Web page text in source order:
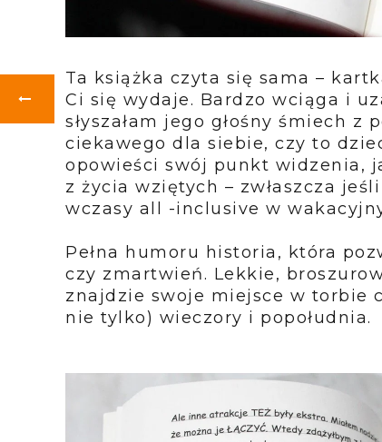
Ta książka czyta się sama –
Ci się wydaje. Bardzo wciąga i
słyszałam jego głośny śmiech
ciekawego dla siebie, czy to
opowieści swój punkt widzenia,
z życia wziętych – zwłaszcza
wczasy all -inclusive w
Pełna humoru historia, która
czy zmartwień. Lekkie,
znajdzie swoje miejsce w torbie
nie tylko) wieczory i popołudnia.